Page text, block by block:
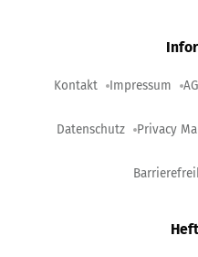
Kontakt Impressum
Datenschutz Privacy